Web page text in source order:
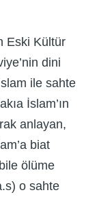
Eski Kültür
dini
ile sahte
İslam’ın
anlayan,
biat
ölüme
o sahte